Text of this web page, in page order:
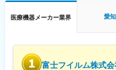
◎遺伝子検査分野
◎血糖自己測定分野
・入社後は、2週間程、Eラ
また、臨床検査薬情報担当者
だくため、フォローアップも
医療機器メーカー業界 愛
富士フイルム株式会